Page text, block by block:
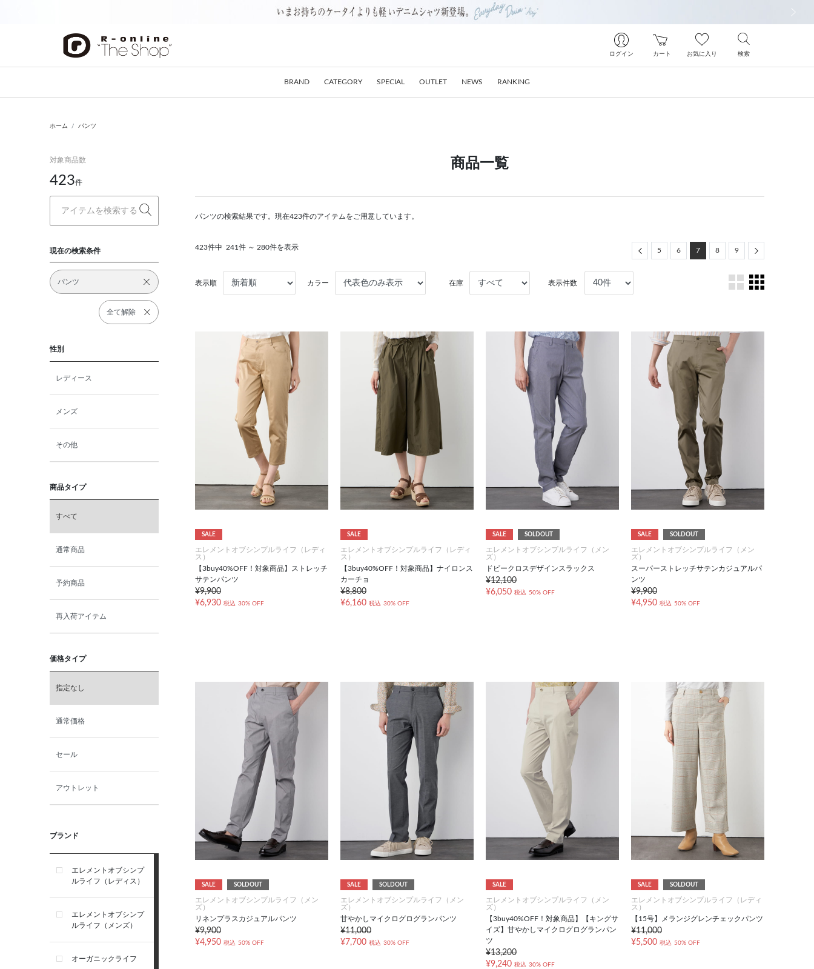
ログイン カート お気に入り 検索
BRAND CATEGORY SPECIAL OUTLET NEWS RANKING
ホーム パンツ
対象商品数
423件
現在の検索条件
パンツ
全て解除
性別
レディース
メンズ
その他
商品タイプ
すべて
通常商品
予約商品
再入荷アイテム
価格タイプ
指定なし
通常価格
セール
アウトレット
ブランド
エレメントオブシンプ
ルライフ（レディス）
エレメントオブシンプ
ルライフ（メンズ）
オーガニックライフ
商品一覧
パンツの検索結果です。現在423件のアイテムをご用意しています。
423件中 241件 ～ 280件を表示 Previous
5 6 7 8 9 Next
表示順 カラー 在庫 表示件数
SALE
エレメントオブシンプルライフ（レディ
ス）
【3buy40%OFF！対象商品】ストレッチ
サテンパンツ
¥9,900
¥6,930 税込 30% OFF
SALE
エレメントオブシンプルライフ（レディ
ス）
【3buy40%OFF！対象商品】ナイロンス
カーチョ
¥8,800
¥6,160 税込 30% OFF
SALE SOLDOUT
エレメントオブシンプルライフ（メン
ズ）
ドビークロスデザインスラックス
¥12,100
¥6,050 税込 50% OFF
SALE SOLDOUT
エレメントオブシンプルライフ（メン
ズ）
スーパーストレッチサテンカジュアルパ
ンツ
¥9,900
¥4,950 税込 50% OFF
SALE SOLDOUT
エレメントオブシンプルライフ（メン
ズ）
リネンプラスカジュアルパンツ
¥9,900
¥4,950 税込 50% OFF
SALE SOLDOUT
エレメントオブシンプルライフ（メン
ズ）
甘やかしマイクログログランパンツ
¥11,000
¥7,700 税込 30% OFF
SALE
エレメントオブシンプルライフ（メン
ズ）
【3buy40%OFF！対象商品】【キングサ
イズ】甘やかしマイクログログランパン
ツ
¥13,200
¥9,240 税込 30% OFF
SALE SOLDOUT
エレメントオブシンプルライフ（レディ
ス）
【15号】メランジグレンチェックパンツ
¥11,000
¥5,500 税込 50% OFF